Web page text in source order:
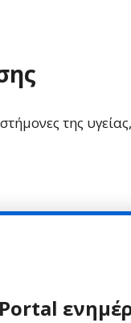
της υγείας,
Portal